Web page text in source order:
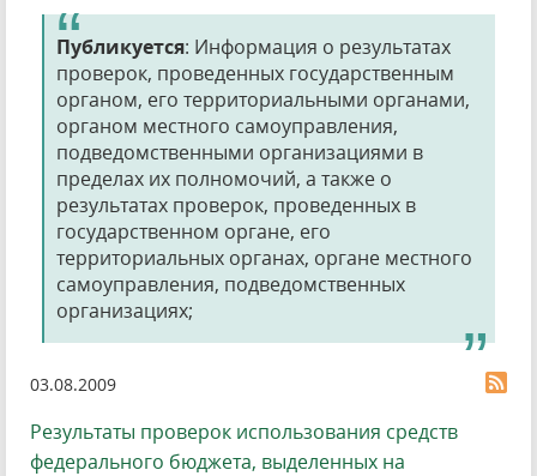
Публикуется: Информация о результатах
проверок, проведенных государственным
органом, его территориальными органами,
органом местного самоуправления,
подведомственными организациями в
пределах их полномочий, а также о
результатах проверок, проведенных в
государственном органе, его
территориальных органах, органе местного
самоуправления, подведомственных
организациях;
03.08.2009
Результаты проверок использования средств
федерального бюджета, выделенных на